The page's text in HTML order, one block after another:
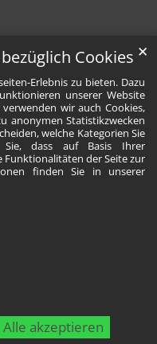
Cookies
Erlebnis zu bieten. Dazu
unserer Website
wir auch Cookies,
anonymen Statistikzwecken
welche Kategorien Sie
Sie, dass auf Basis Ihrer
Funktionalitäten der Seite zur
finden Sie in unserer
Alle akzeptieren
✕